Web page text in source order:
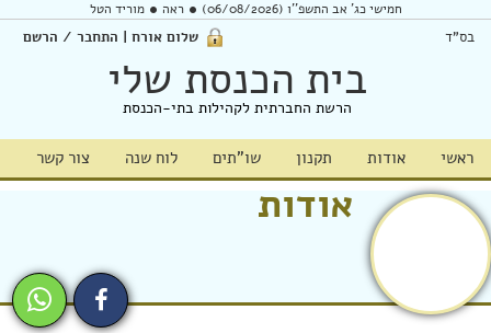
חמישי כג' אב התשפ''ו (06/08/2026) ראה מוריד הטל
בס"ד שלום אורח | התחבר / הרשם
בית הכנסת שלי
הרשת החברתית לקהילות בתי-הכנסת
ראשי אודות תקנון שו"תים לוח שנה צור קשר
אודות